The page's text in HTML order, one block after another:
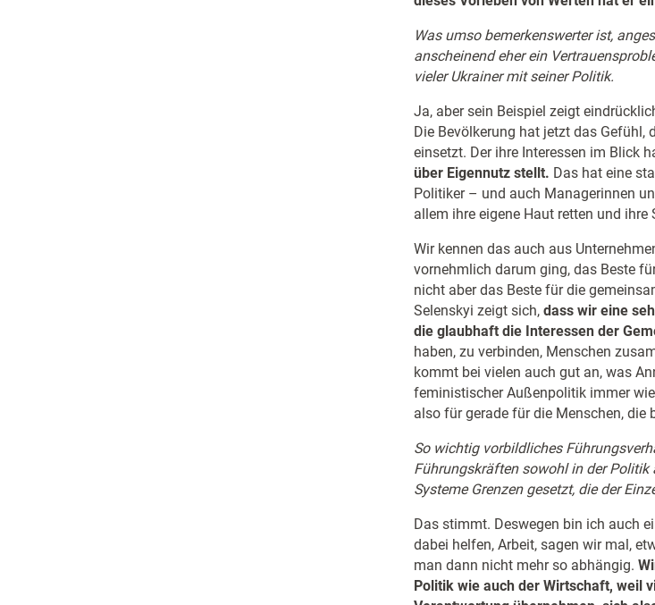
Was umso bemerkenswerter ist,
anscheinend eher ein
vieler Ukrainer mit seiner Politik.
Ja, aber sein Beispiel zeigt
Die Bevölkerung hat jetzt das
einsetzt. Der ihre Interessen im Blick
über Eigennutz stellt. Das hat eine
Politiker – und auch Managerinnen
allem ihre eigene Haut retten und
Wir kennen das auch aus
vornehmlich darum ging, das Beste
nicht aber das Beste für die
Selenskyi zeigt sich, dass wir eine
die glaubhaft die Interessen der
haben, zu verbinden, Menschen
kommt bei vielen auch gut an, was
feministischer Außenpolitik immer
also für gerade für die Menschen, die
So wichtig vorbildliches
Führungskräften sowohl in der
Systeme Grenzen gesetzt, die der
Das stimmt. Deswegen bin ich auch
dabei helfen, Arbeit, sagen wir mal,
man dann nicht mehr so abhängig.
Politik wie auch der Wirtschaft, weil